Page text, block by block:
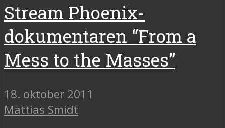
Stream Phoenix-
dokumentaren “From a
Mess to the Masses”
18. oktober 2011
Mattias Smidt